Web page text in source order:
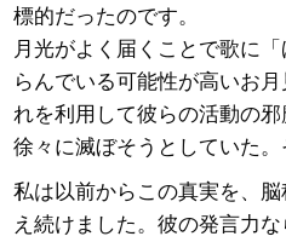
標的だったのです。
月光がよく届くことで歌に
らんでいる可能性が高いお
れを利用して彼らの活動の
徐々に滅ぼそうとしていた。
私は以前からこの真実を、
え続けました。彼の発言力